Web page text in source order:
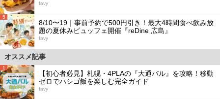
favy
5
8/10〜19｜事前予約で500円引き！最大4時間食べ飲み放
題の夏休みビュッフェ開催『reDine 広島』
favy
オススメ記事
1
【初心者必見】札幌・4PLAの『大通バル』を攻略！移動
ゼロでハシゴ飯を楽しむ完全ガイド
favy